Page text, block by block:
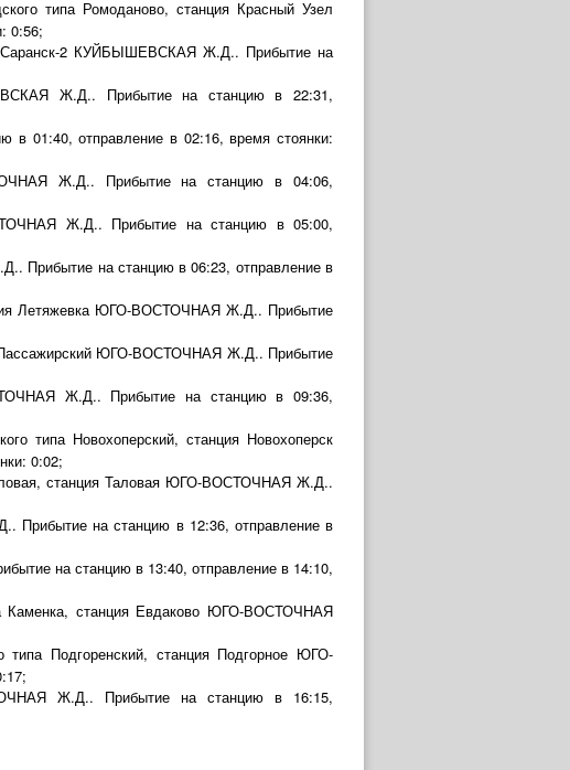
типа Ромоданово, станция Красный Узел
0:56;
Саранск-2 КУЙБЫШЕВСКАЯ Ж.Д.. Прибытие на
Ж.Д.. Прибытие на станцию в 22:31,
01:40, отправление в 02:16, время стоянки:
Ж.Д.. Прибытие на станцию в 04:06,
Ж.Д.. Прибытие на станцию в 05:00,
Прибытие на станцию в 06:23, отправление в
Летяжевка ЮГО-ВОСТОЧНАЯ Ж.Д.. Прибытие
Пассажирский ЮГО-ВОСТОЧНАЯ Ж.Д.. Прибытие
Ж.Д.. Прибытие на станцию в 09:36,
типа Новохоперский, станция Новохоперск
0:02;
станция Таловая ЮГО-ВОСТОЧНАЯ Ж.Д..
Прибытие на станцию в 12:36, отправление в
на станцию в 13:40, отправление в 14:10,
Каменка, станция Евдаково ЮГО-ВОСТОЧНАЯ
типа Подгоренский, станция Подгорное ЮГО-
Ж.Д.. Прибытие на станцию в 16:15,